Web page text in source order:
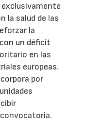
la salud de las
la
un déficit
en las
europeas.
por